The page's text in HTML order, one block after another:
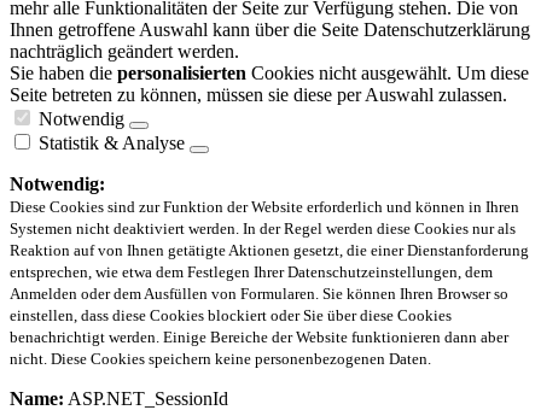
mehr alle Funktionalitäten der Seite zur Verfügung stehen. Die von
Ihnen getroffene Auswahl kann über die Seite Datenschutzerklärung
nachträglich geändert werden.
Sie haben die personalisierten Cookies nicht ausgewählt. Um diese
Seite betreten zu können, müssen sie diese per Auswahl zulassen.
Notwendig
Statistik & Analyse
Notwendig:
Diese Cookies sind zur Funktion der Website erforderlich und können in Ihren
Systemen nicht deaktiviert werden. In der Regel werden diese Cookies nur als
Reaktion auf von Ihnen getätigte Aktionen gesetzt, die einer Dienstanforderung
entsprechen, wie etwa dem Festlegen Ihrer Datenschutzeinstellungen, dem
Anmelden oder dem Ausfüllen von Formularen. Sie können Ihren Browser so
einstellen, dass diese Cookies blockiert oder Sie über diese Cookies
benachrichtigt werden. Einige Bereiche der Website funktionieren dann aber
nicht. Diese Cookies speichern keine personenbezogenen Daten.
Name: ASP.NET_SessionId